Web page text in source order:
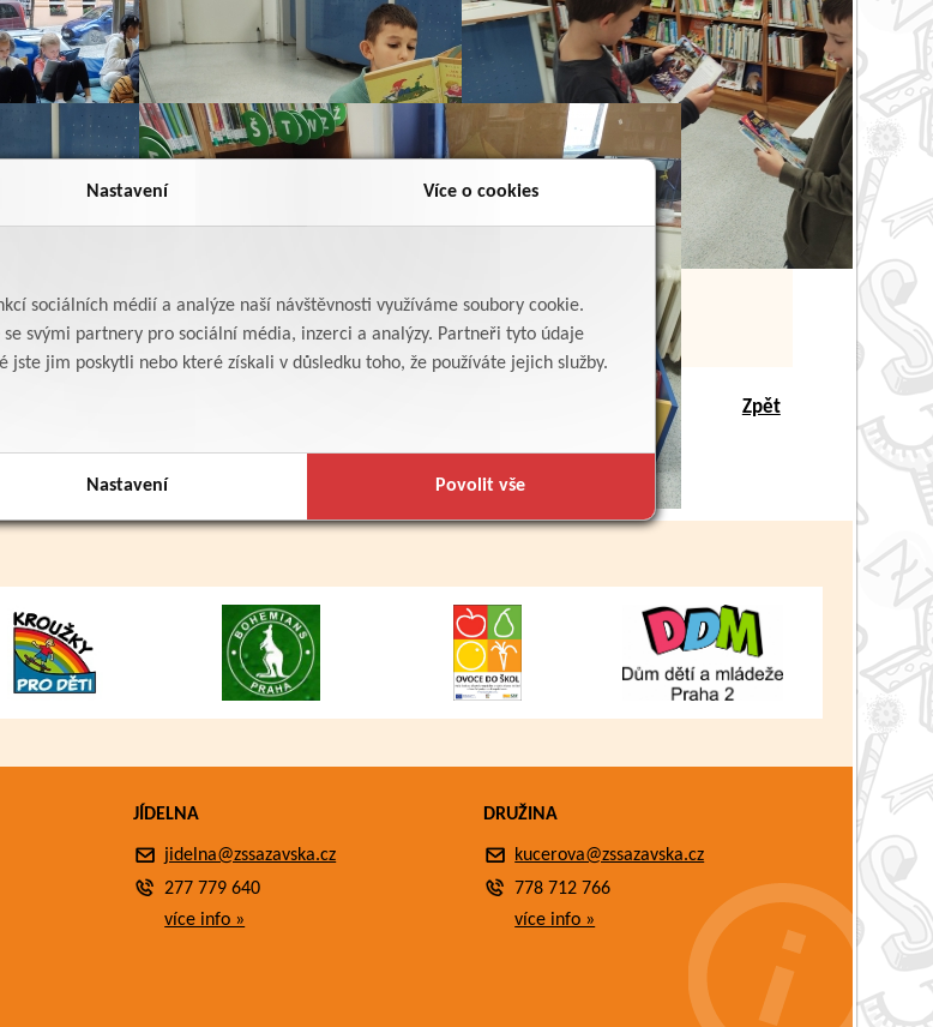
Nastavení Více o cookies
sociálních médií a analýze naší návštěvnosti využíváme soubory cookie.
svými partnery pro sociální média, inzerci a analýzy. Partneři tyto údaje
jim poskytli nebo které získali v důsledku toho, že používáte jejich služby.
Nastavení Povolit vše
Zpět
JÍDELNA
jidelna@zssazavska.cz
277 779 640
více info »
DRUŽINA
kucerova@zssazavska.cz
778 712 766
více info »